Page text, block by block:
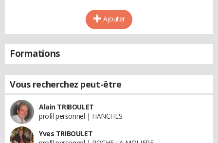
Ajouter
Formations
Vous recherchez peut-être
Alain TRIBOULET
profil personnel | HANCHES
Yves TRIBOULET